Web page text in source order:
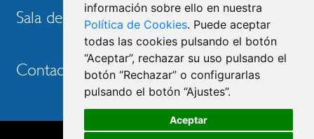
información sobre ello en nuestra
Política de Cookies. Puede aceptar
todas las cookies pulsando el botón
“Aceptar”, rechazar su uso pulsando el
botón “Rechazar” o configurarlas
pulsando el botón “Ajustes”.
Aceptar
Sala de prensa
Contacto